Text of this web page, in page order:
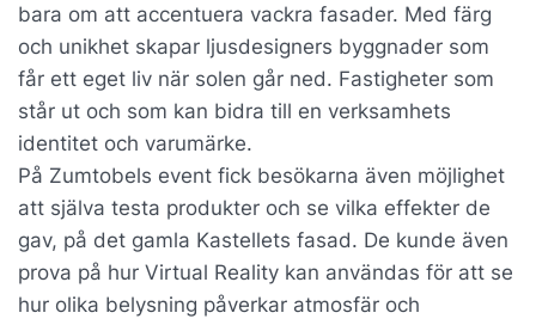
bara om att accentuera vackra fasader. Med färg
och unikhet skapar ljusdesigners byggnader som
får ett eget liv när solen går ned. Fastigheter som
står ut och som kan bidra till en verksamhets
identitet och varumärke.
På Zumtobels event fick besökarna även möjlighet
att själva testa produkter och se vilka effekter de
gav, på det gamla Kastellets fasad. De kunde även
prova på hur Virtual Reality kan användas för att se
hur olika belysning påverkar atmosfär och